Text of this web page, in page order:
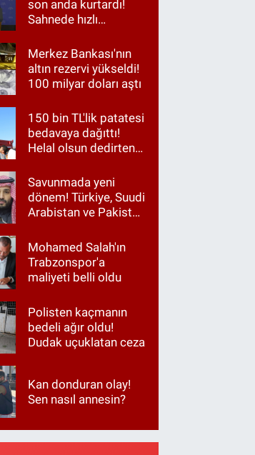
son anda kurtardı!
Sahnede hızlı
Merkez Bankası'nın
altın rezervi yükseldi!
100 milyar doları aştı
150 bin TL'lik patatesi
bedavaya dağıttı!
Helal olsun dedirten
Savunmada yeni
dönem! Türkiye, Suudi
Arabistan ve Pakistan
Mohamed Salah'ın
Trabzonspor'a
maliyeti belli oldu
Polisten kaçmanın
bedeli ağır oldu!
Dudak uçuklatan ceza
Kan donduran olay!
Sen nasıl annesin?